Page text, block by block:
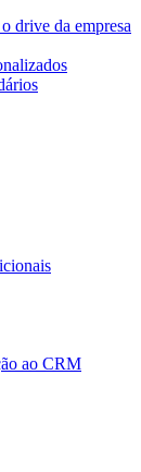
drive da empresa
ao CRM